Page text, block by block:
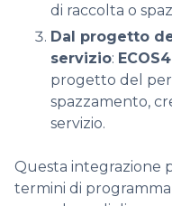
di raccolta o
Dal progetto
servizio:
progetto del
spazzamento,
servizio.
Questa integrazione
termini di